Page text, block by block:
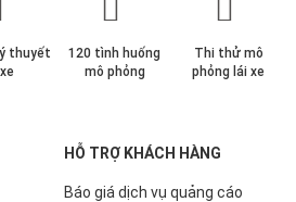
thuyết
120 tình huống
mô phỏng
Thi thử mô
phỏng lái xe
HỖ TRỢ KHÁCH HÀNG
Báo giá dịch vụ quảng cáo